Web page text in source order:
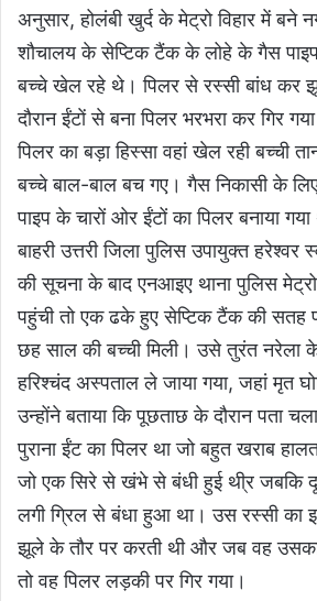
अनुसार, होलंबी खुर्द के मेट्रो विहार में बने
शौचालय के सेप्टिक टैंक के लोहे के गैस
बच्चे खेल रहे थे। पिलर से रस्सी बांध कर
दौरान ईंटाें से बना पिलर भरभरा कर गिर
पिलर का बड़ा हिस्सा वहां खेल रही बच्ची
बच्चे बाल-बाल बच गए। गैस निकासी के
पाइप के चारों ओर ईंटों का पिलर बनाया गया
बाहरी उत्तरी जिला पुलिस उपायुक्त हरेश्वर
की सूचना के बाद एनआइए थाना पुलिस मेट्रो
पहुंची तो एक ढके हुए सेप्टिक टैंक की सतह
छह साल की बच्ची मिली। उसे तुरंत नरेला के
हरिश्चंद अस्पताल ले जाया गया, जहां मृत
उन्होंने बताया कि पूछताछ के दौरान पता
पुराना ईंट का पिलर था जो बहुत खराब
जो एक सिरे से खंभे से बंधी हुई थी्र जबकि
लगी ग्रिल से बंधा हुआ था। उस रस्सी का
झूले के तौर पर करती थी और जब वह
तो वह पिलर लड़की पर गिर गया।